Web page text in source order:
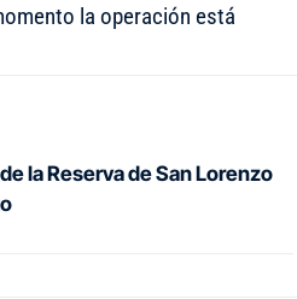
la operación está
la Reserva de San Lorenzo